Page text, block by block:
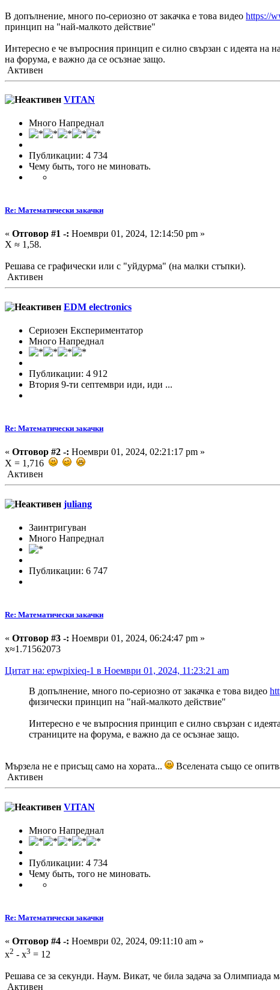
В допълнение, много по-сериозно от закачка е това видео https://
принцип на "най-малкото действие"
Интересно е че въпросния принцип е силно свързан с идеята на
на форума, е важно да се осъзнае защо.
Активен
VITAN
Много Напреднал
Публикации: 4 734
Чему быть, того не миновать.
Re: Математически закачки
« Отговор #1 -: Ноември 01, 2024, 12:14:50 pm »
X ≈ 1,58.
Решава се графически или с "уйдурма" (на малки стъпки).
Активен
EDM electronics
Сериозен Експериментатор
Много Напреднал
Публикации: 4 912
Втория 9-ти септември иди, иди ...
Re: Математически закачки
« Отговор #2 -: Ноември 01, 2024, 02:21:17 pm »
X = 1,716
Активен
juliang
Заинтригуван
Много Напреднал
Публикации: 6 747
Re: Математически закачки
« Отговор #3 -: Ноември 01, 2024, 06:24:47 pm »
x≈1.71562073
Цитат на: epwpixieq-1 в Ноември 01, 2024, 11:23:21 am
В допълнение, много по-сериозно от закачка е това видео
физически принцип на "най-малкото действие"
Интересно е че въпросния принцип е силно свързан с
страниците на форума, е важно да се осъзнае защо.
Мързела не е присъщ само на хората...
Вселената също се
Активен
VITAN
Много Напреднал
Публикации: 4 734
Чему быть, того не миновать.
Re: Математически закачки
« Отговор #4 -: Ноември 02, 2024, 09:11:10 am »
x2 - x3 = 12
Решава се за секунди. Наум. Викат, че била задача за Олимпиада
Активен